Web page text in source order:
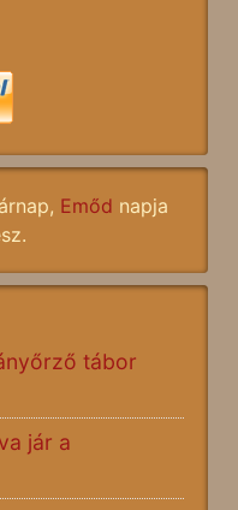
Emőd napja
tábor
jár a